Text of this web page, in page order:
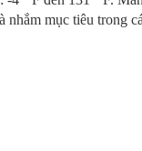
nhắm mục tiêu trong